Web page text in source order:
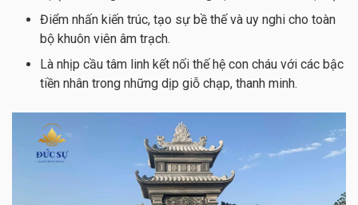
Điểm nhấn kiến trúc, tạo sự bề thế và uy nghi cho toàn
bộ khuôn viên âm trạch.
Là nhịp cầu tâm linh kết nối thế hệ con cháu với các bậc
tiền nhân trong những dịp giỗ chạp, thanh minh.